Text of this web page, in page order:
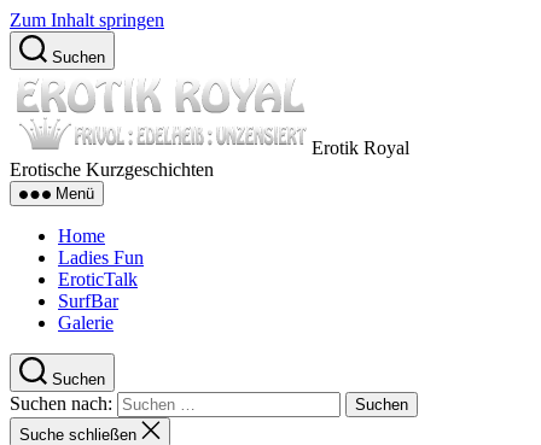
Zum Inhalt springen
Suchen
Erotik Royal
Erotische Kurzgeschichten
Menü
Home
Ladies Fun
EroticTalk
SurfBar
Galerie
Suchen
Suchen nach:
Suche schließen